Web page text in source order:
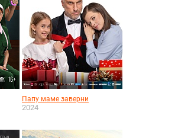
Папу маме заверни
2024